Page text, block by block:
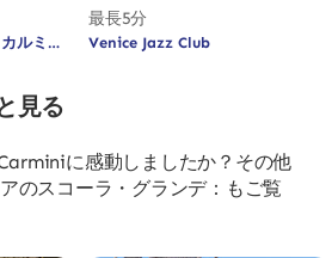
ルミニ
最長5分
Venice Jazz Club
見る
に感動しましたか？その他
のスコーラ・グランデ：もご覧